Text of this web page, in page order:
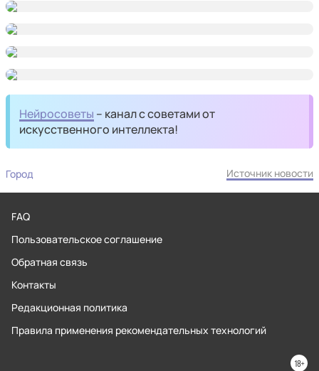
Нейросоветы – канал с советами от
искусственного интеллекта!
Город Источник новости
FAQ
Пользовательское соглашение
Обратная связь
Контакты
Редакционная политика
Правила применения рекомендательных технологий